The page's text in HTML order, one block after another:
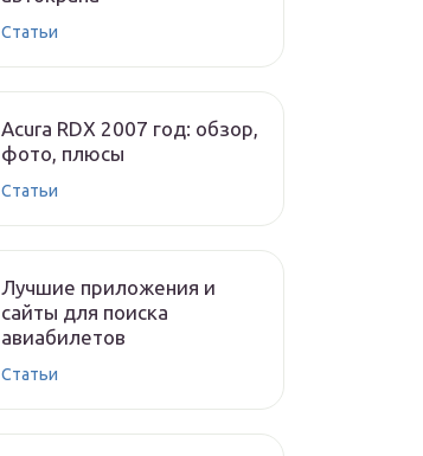
Статьи
Acura RDX 2007 год: обзор,
фото, плюсы
Статьи
Лучшие приложения и
сайты для поиска
авиабилетов
Статьи